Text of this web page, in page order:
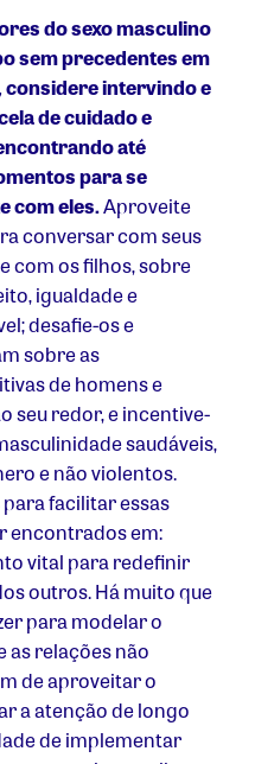
do sexo masculino
sem precedentes em
considereintervindo e
de cuidado e
até
para se
com eles.Aproveite
conversar com seus
com os filhos, sobre
igualdade e
desafie-os e
sobre as
de homens e
seu redor, e incentive-
saudáveis,
e não violentos.
facilitar essas
encontrados em:
vital para redefinir
outros. Há muito que
para modelar o
as relações não
de aproveitar o
a atenção de longo
de implementar